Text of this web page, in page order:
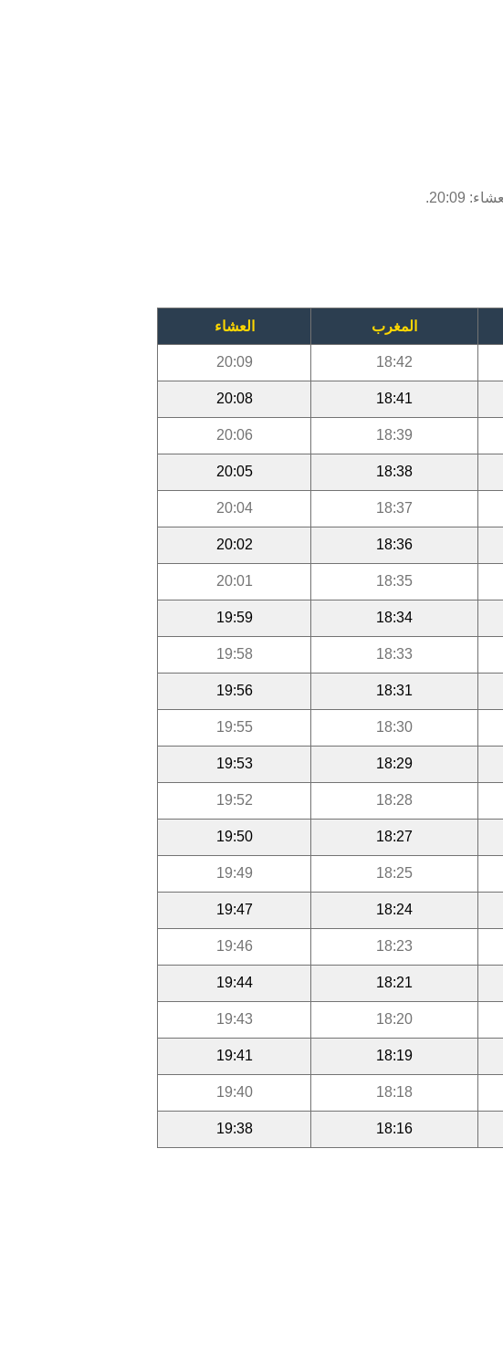
المغرب العشاء
18:42
20:09
18:41
20:08
18:39
20:06
18:38
20:05
18:37
20:04
18:36
20:02
18:35
20:01
18:34
19:59
18:33
19:58
18:31
19:56
18:30
19:55
18:29
19:53
18:28
19:52
18:27
19:50
18:25
19:49
18:24
19:47
18:23
19:46
18:21
19:44
18:20
19:43
18:19
19:41
18:18
19:40
18:16
19:38